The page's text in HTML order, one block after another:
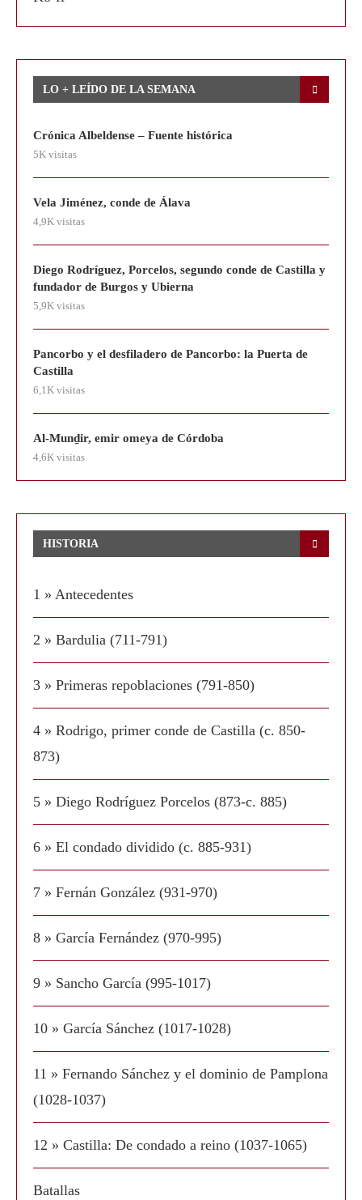
LO + LEÍDO DE LA SEMANA
Crónica Albeldense – Fuente histórica
5K visitas
Vela Jiménez, conde de Álava
4,9K visitas
Diego Rodríguez, Porcelos, segundo conde de Castilla y
fundador de Burgos y Ubierna
5,9K visitas
Pancorbo y el desfiladero de Pancorbo: la Puerta de
Castilla
6,1K visitas
Al-Munḏir, emir omeya de Córdoba
4,6K visitas
HISTORIA
1 » Antecedentes
2 » Bardulia (711-791)
3 » Primeras repoblaciones (791-850)
4 » Rodrigo, primer conde de Castilla (c. 850-
873)
5 » Diego Rodríguez Porcelos (873-c. 885)
6 » El condado dividido (c. 885-931)
7 » Fernán González (931-970)
8 » García Fernández (970-995)
9 » Sancho García (995-1017)
10 » García Sánchez (1017-1028)
11 » Fernando Sánchez y el dominio de Pamplona
(1028-1037)
12 » Castilla: De condado a reino (1037-1065)
Batallas